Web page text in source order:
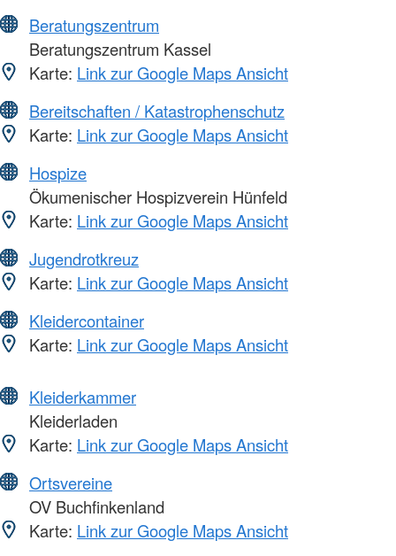
Beratungszentrum
Beratungszentrum Kassel
Karte: Link zur Google Maps Ansicht
Bereitschaften / Katastrophenschutz
Karte: Link zur Google Maps Ansicht
Hospize
Ökumenischer Hospizverein Hünfeld
Karte: Link zur Google Maps Ansicht
Jugendrotkreuz
Karte: Link zur Google Maps Ansicht
Kleidercontainer
Karte: Link zur Google Maps Ansicht
Kleiderkammer
Kleiderladen
Karte: Link zur Google Maps Ansicht
Ortsvereine
OV Buchfinkenland
Karte: Link zur Google Maps Ansicht